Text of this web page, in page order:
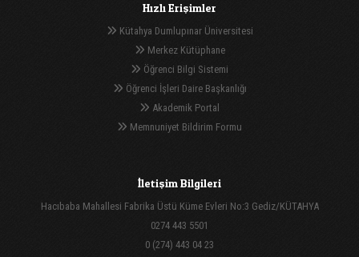
Hızlı Erişimler
Kütahya Dumlupınar Üniversitesi
Merkez Kütüphane
Öğrenci Bilgi Sistemi
Öğrenci İşleri Daire Başkanlığı
Akademik Portal
Memnuniyet Bildirim Formu
İletişim Bilgileri
Hacıbaba Mahallesi Fabrika Üstü Küme Evleri No:3 Gediz/KÜTAHYA
0274 443 5501
0 (274) 443 04 23